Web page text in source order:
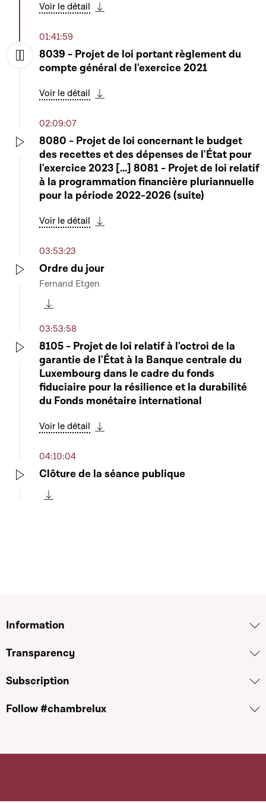
Voir le détail
01:41:59
8039 - Projet de loi portant règlement du
compte général de l'exercice 2021
Voir le détail
02:09:07
8080 - Projet de loi concernant le budget
des recettes et des dépenses de l'État pour
l'exercice 2023 [...] 8081 - Projet de loi relatif
à la programmation financière pluriannuelle
pour la période 2022-2026 (suite)
Voir le détail
03:53:23
Ordre du jour
Fernand Etgen
03:53:58
8105 - Projet de loi relatif à l'octroi de la
garantie de l'État à la Banque centrale du
Luxembourg dans le cadre du fonds
fiduciaire pour la résilience et la durabilité
du Fonds monétaire international
Voir le détail
04:10:04
Clôture de la séance publique
Information
Transparency
Subscription
Follow #chambrelux